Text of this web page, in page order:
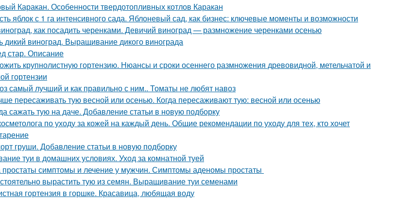
Каракан. Особенности твердотопливных котлов Каракан
яблок с 1 га интенсивного сада. Яблоневый сад, как бизнес: ключевые моменты и возможности
как посадить черенками. Девичий виноград — размножение черенками осенью
дикий виноград. Выращивание дикого винограда
стар. Описание
крупнолистную гортензию. Нюансы и сроки осеннего размножения древовидной, метельчатой и
гортензии
самый лучший и как правильно с ним.. Томаты не любят навоз
пересаживать тую весной или осенью. Когда пересаживают тую: весной или осенью
сажать тую на даче. Добавление статьи в новую подборку
по уходу за кожей на каждый день. Общие рекомендации по уходу для тех, кто хочет
груши. Добавление статьи в новую подборку
туи в домашних условиях. Уход за комнатной туей
симптомы и лечение у мужчин. Симптомы аденомы простаты
вырастить тую из семян. Выращивание туи семенами
гортензия в горшке. Красавица, любящая воду